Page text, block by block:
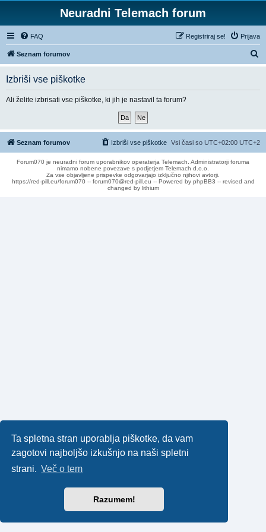
Ta spletna stran uporablja piškotke, da vam
zagotovi najboljšo izkušnjo na naši spletni
strani. Več o tem
Razumem!
Neuradni Telemach forum
FAQ Prijava
Registriraj se!
Seznam forumov
s
Izbriši vse piškotke
Ali želite izbrisati vse piškotke, ki jih je nastavil ta forum?
Seznam forumov Vsi časi so UTC+02:00 UTC+2
Izbriši vse piškotke
Forum070 je neuradni forum uporabnikov operaterja Telemach. Administratorji foruma
nimamo nobene povezave s podjetjem Telemach d.o.o.
Za vse objavljene prispevke odgovarjajo izključno njihovi avtorji.
https://red-pill.eu/forum070 -- forum070@red-pill.eu -- Powered by phpBB3 -- revised and
changed by lithium